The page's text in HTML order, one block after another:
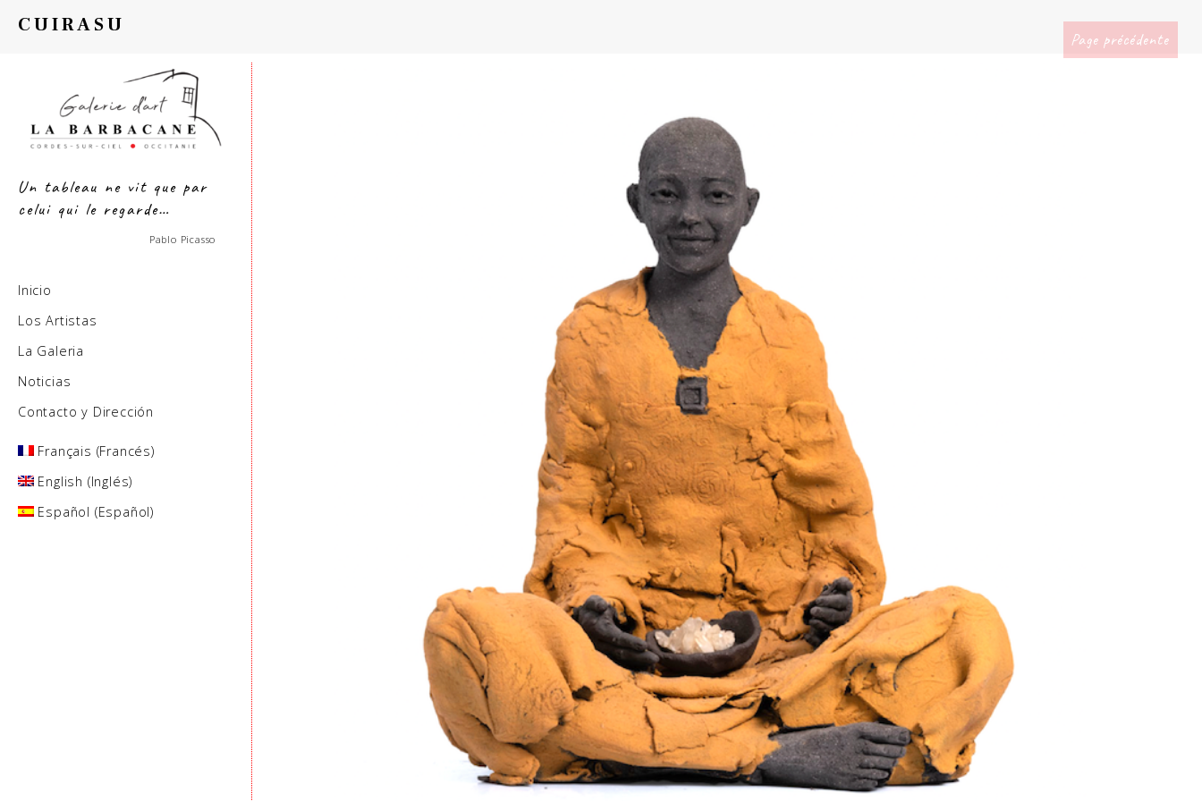
CUIRASU
Page précédente
Un tableau ne vit que par
celui qui le regarde…
Pablo Picasso
Inicio
Los Artistas
La Galeria
Noticias
Contacto y Dirección
Français (Francés)
English (Inglés)
Español (Español)